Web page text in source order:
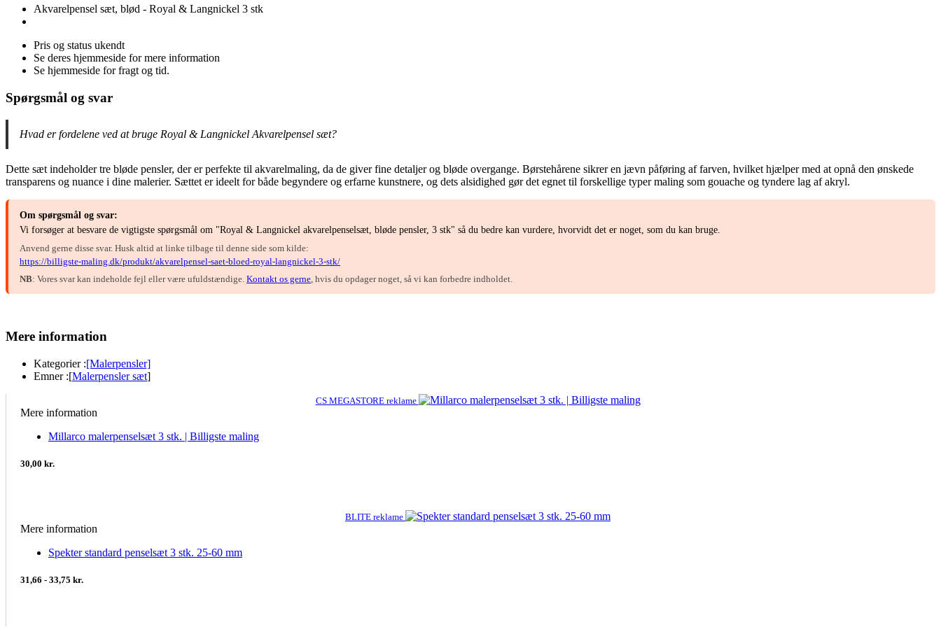
Akvarelpensel sæt, blød - Royal & Langnickel 3 stk
Pris og status ukendt
Se deres hjemmeside for mere information
Se hjemmeside for fragt og tid.
Spørgsmål og svar
Hvad er fordelene ved at bruge Royal & Langnickel Akvarelpensel sæt?
Dette sæt indeholder tre bløde pensler, der er perfekte til akvarelmaling, da de giver fine detaljer og bløde overgange. Børstehårene sikrer en jævn påføring af farven, hvilket hjælper med at opnå den ønskede
transparens og nuance i dine malerier. Sættet er ideelt for både begyndere og erfarne kunstnere, og dets alsidighed gør det egnet til forskellige typer maling som gouache og tyndere lag af akryl.
Om spørgsmål og svar:
Vi forsøger at besvare de vigtigste spørgsmål om "Royal & Langnickel akvarelpenselsæt, bløde pensler, 3 stk" så du bedre kan vurdere, hvorvidt det er noget, som du kan bruge.
Anvend gerne disse svar. Husk altid at linke tilbage til denne side som kilde:
https://billigste-maling.dk/produkt/akvarelpensel-saet-bloed-royal-langnickel-3-stk/
NB: Vores svar kan indeholde fejl eller være ufuldstændige. Kontakt os gerne , hvis du opdager noget, så vi kan forbedre indholdet.
Mere information
Kategorier :[Malerpensler]
Emner :[Malerpensler sæt]
CS MEGASTORE reklame
Mere information
Millarco malerpenselsæt 3 stk. | Billigste maling
30,00 kr.
BLITE reklame
Mere information
Spekter standard penselsæt 3 stk. 25-60 mm
31,66 - 33,75 kr.